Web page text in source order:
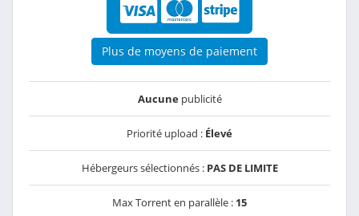
Plus de moyens de paiement
Aucunepublicité
Priorité upload : Élevé
Hébergeurs sélectionnés : PAS DE LIMITE
Max Torrent en parallèle : 15